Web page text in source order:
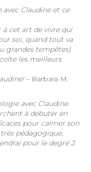
avec Claudine et ce
cet art de vivre qui
soi, quand tout va
grandes tempêtes)
les meilleurs
– Barbara M.
avec Claudine.
à débuter en
pour calmer son
pédagogique,
pour le degré 2.